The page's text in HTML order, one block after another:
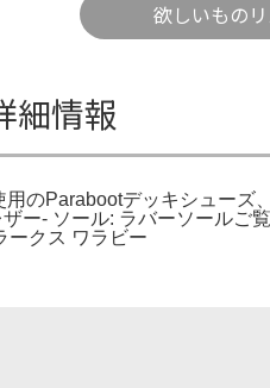
欲しいもの
細情報
のParabootデッキシューズ
- ソール: ラバーソールご
ークス ワラビー